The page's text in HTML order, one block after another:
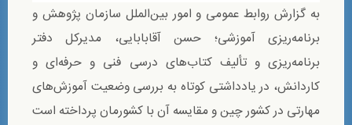
به گزارش روابط عمومی و امور بین‌الملل سازمان پژوهش و
برنامه‌ریزی آموزشی؛ حسن آقابابایی، مدیرکل دفتر
برنامه‌ریزی و تألیف کتاب‌های درسی فنی و حرفه‌ای و
کاردانش، در یادداشتی کوتاه به بررسی وضعیت آموزش‌های
مهارتی در کشور چین و مقایسه آن با كشورمان پرداخته است